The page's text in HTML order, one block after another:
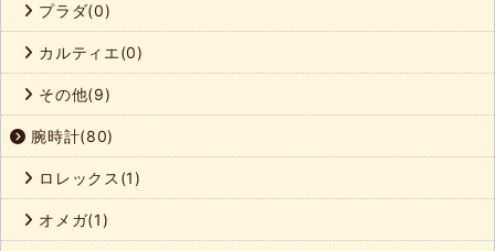
プラダ(0)
カルティエ(0)
その他(9)
腕時計(80)
ロレックス(1)
オメガ(1)